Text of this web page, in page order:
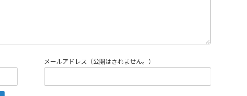
メールアドレス（公開はされません。）